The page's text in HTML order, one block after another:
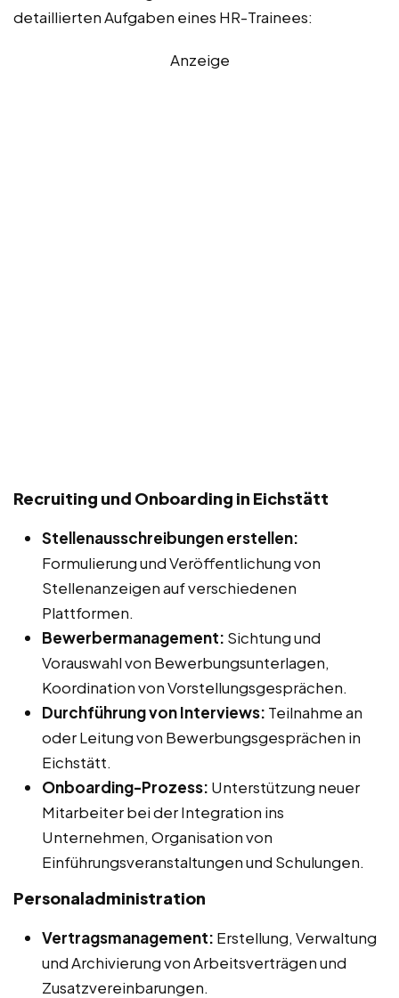
detaillierten Aufgaben eines HR-Trainees:
Anzeige
Recruiting und Onboarding in Eichstätt
Stellenausschreibungen erstellen:
Formulierung und Veröffentlichung von
Stellenanzeigen auf verschiedenen
Plattformen.
Bewerbermanagement: Sichtung und
Vorauswahl von Bewerbungsunterlagen,
Koordination von Vorstellungsgesprächen.
Durchführung von Interviews: Teilnahme an
oder Leitung von Bewerbungsgesprächen in
Eichstätt.
Onboarding-Prozess: Unterstützung neuer
Mitarbeiter bei der Integration ins
Unternehmen, Organisation von
Einführungsveranstaltungen und Schulungen.
Personaladministration
Vertragsmanagement: Erstellung, Verwaltung
und Archivierung von Arbeitsverträgen und
Zusatzvereinbarungen.